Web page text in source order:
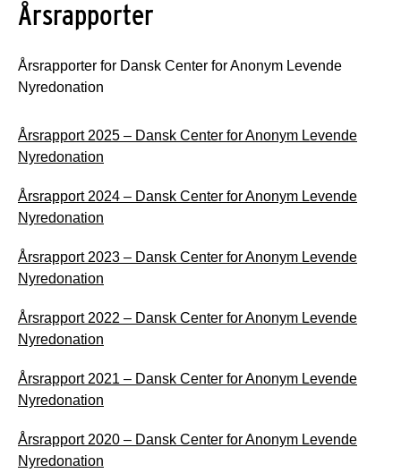
Årsrapporter
Årsrapporter for Dansk Center for Anonym Levende
Nyredonation
Årsrapport 2025 – Dansk Center for Anonym Levende
Nyredonation
Årsrapport 2024 – Dansk Center for Anonym Levende
Nyredonation
Årsrapport 2023 – Dansk Center for Anonym Levende
Nyredonation
Årsrapport 2022 – Dansk Center for Anonym Levende
Nyredonation
Årsrapport 2021 – Dansk Center for Anonym Levende
Nyredonation
Årsrapport 2020 – Dansk Center for Anonym Levende
Nyredonation